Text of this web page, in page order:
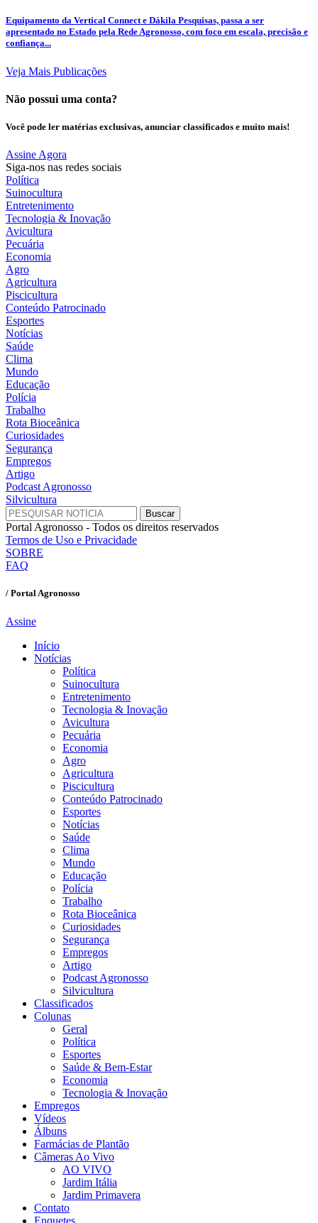
Equipamento da Vertical Connect e Dákila Pesquisas, passa a ser
apresentado no Estado pela Rede Agronosso, com foco em escala, precisão e
confiança...
Veja Mais Publicações
Não possui uma conta?
Você pode ler matérias exclusivas, anunciar classificados e muito mais!
Assine Agora
Siga-nos nas redes sociais
Política
Suinocultura
Entretenimento
Tecnologia & Inovação
Avicultura
Pecuária
Economia
Agro
Agricultura
Piscicultura
Conteúdo Patrocinado
Esportes
Notícias
Saúde
Clima
Mundo
Educação
Polícia
Trabalho
Rota Bioceânica
Curiosidades
Segurança
Empregos
Artigo
Podcast Agronosso
Silvicultura
Portal Agronosso - Todos os direitos reservados
Termos de Uso e Privacidade
SOBRE
FAQ
/ Portal Agronosso
Assine
Início
Notícias
Política
Suinocultura
Entretenimento
Tecnologia & Inovação
Avicultura
Pecuária
Economia
Agro
Agricultura
Piscicultura
Conteúdo Patrocinado
Esportes
Notícias
Saúde
Clima
Mundo
Educação
Polícia
Trabalho
Rota Bioceânica
Curiosidades
Segurança
Empregos
Artigo
Podcast Agronosso
Silvicultura
Classificados
Colunas
Geral
Política
Esportes
Saúde & Bem-Estar
Economia
Tecnologia & Inovação
Empregos
Vídeos
Álbuns
Farmácias de Plantão
Câmeras Ao Vivo
AO VIVO
Jardim Itália
Jardim Primavera
Contato
Enquetes